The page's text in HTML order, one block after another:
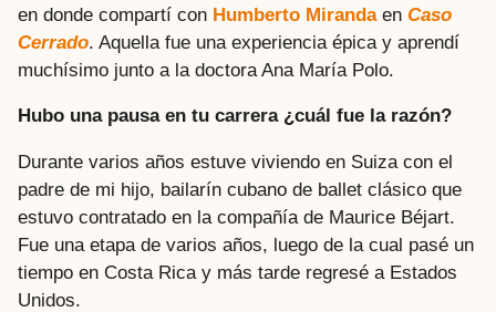
en donde compartí con Humberto Mirandaen Caso
Cerrado. Aquella fue una experiencia épica y aprendí
muchísimo junto a la doctora Ana María Polo.
Hubo una pausa en tu carrera ¿cuál fue la razón?
Durante varios años estuve viviendo en Suiza con el
padre de mi hijo, bailarín cubano de ballet clásico que
estuvo contratado en la compañía de Maurice Béjart.
Fue una etapa de varios años, luego de la cual pasé un
tiempo en Costa Rica y más tarde regresé a Estados
Unidos.